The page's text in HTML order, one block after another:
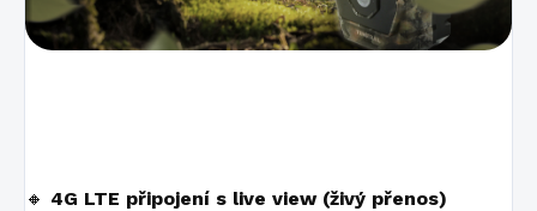
🔸 4G LTE připojení s live view (živý přenos)